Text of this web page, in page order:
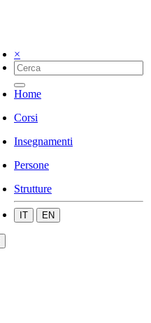
×
Home
Corsi
Insegnamenti
Persone
Strutture
IT EN